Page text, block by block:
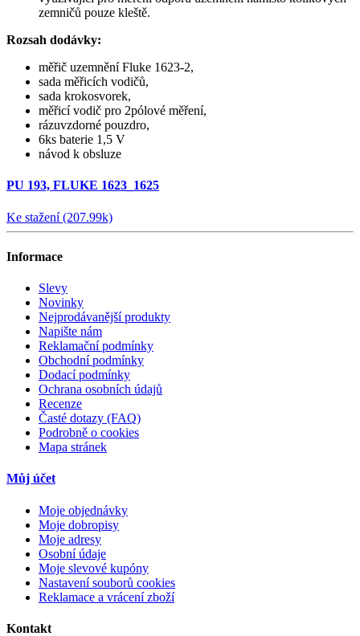
zemničů pouze kleště.
Rozsah dodávky:
měřič uzemnění Fluke 1623-2,
sada měřicích vodičů,
sada krokosvorek,
měřicí vodič pro 2pólové měření,
rázuvzdorné pouzdro,
6ks baterie 1,5 V
návod k obsluze
PU 193, FLUKE 1623_1625
Ke stažení (207.99k)
Informace
Slevy
Novinky
Nejprodávanější produkty
Napište nám
Reklamační podmínky
Obchodní podmínky
Dodací podmínky
Ochrana osobních údajů
Recenze
Časté dotazy (FAQ)
Podrobně o cookies
Mapa stránek
Můj účet
Moje objednávky
Moje dobropisy
Moje adresy
Osobní údaje
Moje slevové kupóny
Nastavení souborů cookies
Reklamace a vrácení zboží
Kontakt